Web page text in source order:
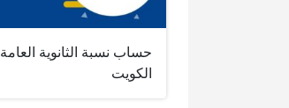
حساب نسبة الثانوية العامة
الكويت